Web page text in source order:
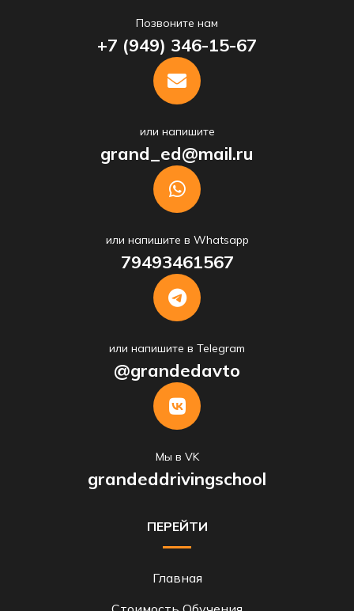
Позвоните нам
+7 (949) 346-15-67
или напишите
grand_ed@mail.ru
или напишите в Whatsapp
79493461567
или напишите в Telegram
@grandedavto
Мы в VK
grandeddrivingschool
ПЕРЕЙТИ
Главная